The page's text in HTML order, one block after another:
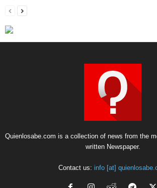
Quienlosabe.com is a collection of news from the
written Newspaper.
Contact us: info [at]